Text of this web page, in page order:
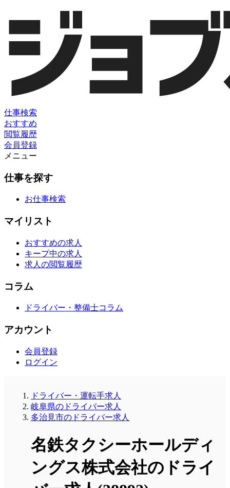
仕事検索
おすすめ
閲覧履歴
会員登録
メニュー
仕事を探す
お仕事検索
マイリスト
おすすめの求人
キープ中の求人
求人の閲覧履歴
コラム
ドライバー・整備士コラム
アカウント
会員登録
ログイン
ドライバー・運転手求人
岐阜県のドライバー求人
多治見市のドライバー求人
名鉄タクシーホールディ
ングス株式会社のドライ